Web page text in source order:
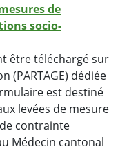
de
socio-
être téléchargé sur
(PARTAGE) dédiée
est destiné
levées de mesure
contrainte
Médecin cantonal